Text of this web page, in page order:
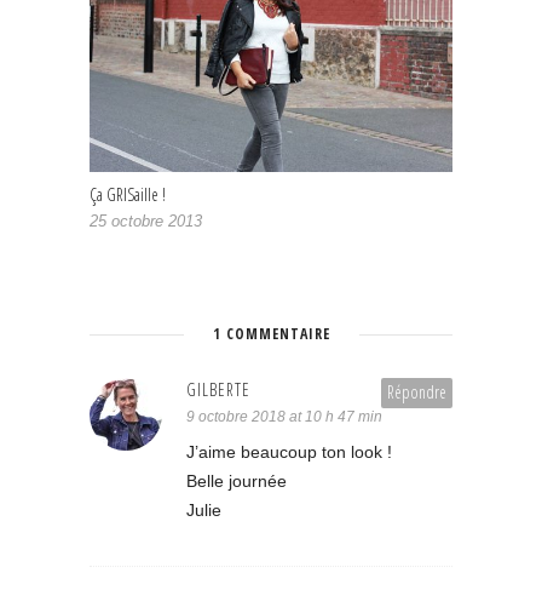
Ça GRISaille !
25 octobre 2013
1 COMMENTAIRE
Répondre
GILBERTE
9 octobre 2018 at 10 h 47 min
J’aime beaucoup ton look !
Belle journée
Julie